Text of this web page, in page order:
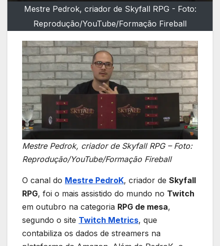
Mestre Pedrok, criador de Skyfall RPG - Foto:
Reprodução/YouTube/Formação Fireball
Mestre Pedrok, criador de Skyfall RPG – Foto:
Reprodução/YouTube/Formação Fireball
O canal do Mestre PedroK, criador de Skyfall
RPG, foi o mais assistido do mundo no Twitch
em outubro na categoria RPG de mesa,
segundo o site Twitch Metrics, que
contabiliza os dados de streamers na